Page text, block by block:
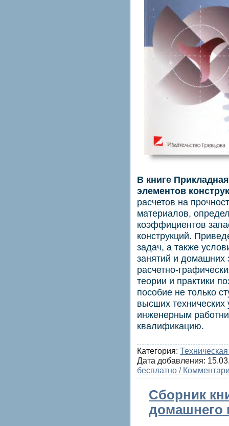
В книге
элементов
расчетов на
материалов,
коэффициентов
конструкций.
задач, а также
занятий и домашних
расчетно-
теории и практики
пособие не только
высших
инженерным
квалификацию.
Категория:
Дата добавления:
бесплатно /
Сборник
домашнего